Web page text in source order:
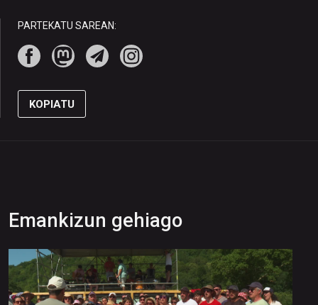
PARTEKATU SAREAN:
KOPIATU
Emankizun gehiago